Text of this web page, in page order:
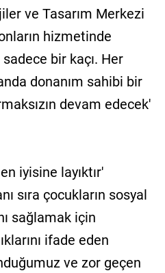
ve Tasarım Merkezi
hizmetinde
bir kaçı. Her
donanım sahibi bir
devam edecek'
iyisine layıktır'
sıra çocukların sosyal
sağlamak için
ifade eden
ve zor geçen